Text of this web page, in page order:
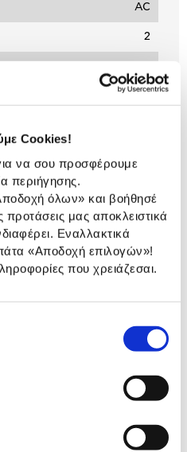
Cookies!
να σου προσφέρουμε
περιήγησης.
όλων» και βοήθησέ
μας αποκλειστικά
Εναλλακτικά
«Αποδοχή επιλογών»!
που χρειάζεσαι.
AC
2